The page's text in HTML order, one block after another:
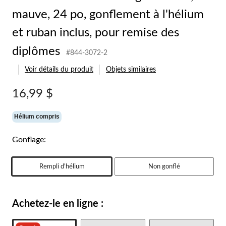
mauve, 24 po, gonflement à l'hélium
et ruban inclus, pour remise des
diplômes
#844-3072-2
Voir détails du produit Objets similaires
16,99 $
Hélium compris
Gonflage:
Rempli d'hélium Non gonflé
Achetez-le en ligne :